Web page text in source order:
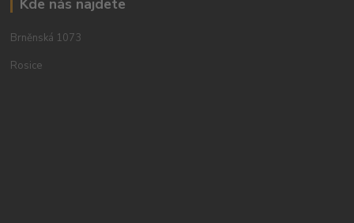
Kde nás najdete
Brněnská 1073
Rosice